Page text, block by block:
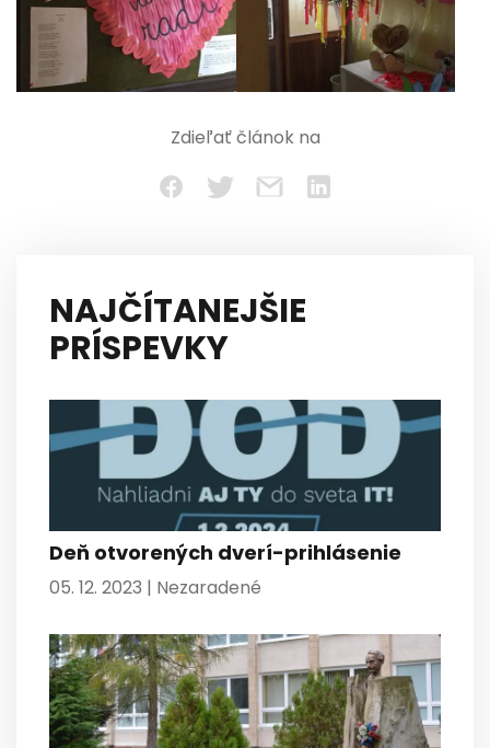
Zdieľať článok na
NAJČÍTANEJŠIE
PRÍSPEVKY
Deň otvorených dverí-prihlásenie
05. 12. 2023 | Nezaradené